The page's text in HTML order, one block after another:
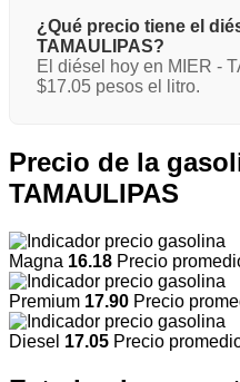
¿Qué precio tiene el
TAMAULIPAS?
El diésel hoy en MIER -
$17.05 pesos el litro.
Precio de la
TAMAULIPAS
Magna 16.18 Precio
Premium 17.90 Precio
Diesel 17.05 Precio